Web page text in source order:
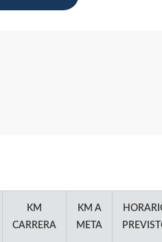
KM
CARRERA
KM A
META